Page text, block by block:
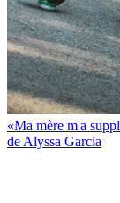
«Ma mère m'a
de Alyssa Garcia